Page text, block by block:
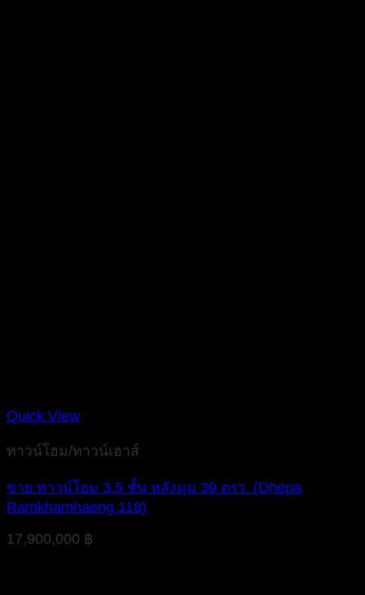
Quick View
ทาวน์โฮม/ทาวน์เฮาส์
ขาย ทาวน์โฮม 3.5 ชั้น หลังมุม 39 ตรว. (Dhepa
Ramkhamhaeng 118)
17,900,000 ฿